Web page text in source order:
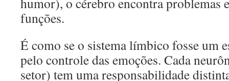
funções.
É como se o sistema límbico fosse um
pelo controle das emoções. Cada
setor) tem uma responsabilidade